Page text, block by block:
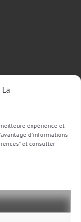
La
expérience et
d'informations
et consulter